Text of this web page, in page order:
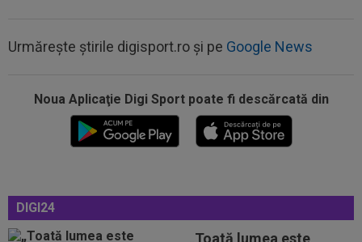
Urmărește știrile digisport.ro și pe Google News
Noua Aplicaţie Digi Sport poate fi descărcată din
DIGI24
„Toată lumea este
07:26 OFICIAL Minus 1! România a primit vestea
EXCLUSIV
”E grav ce se întâmplă?” Gică
07:10
Nana Falemi i-a spus lui Gigi Becali ce decizie
să ia cu Marius Baciu: "Nu are...